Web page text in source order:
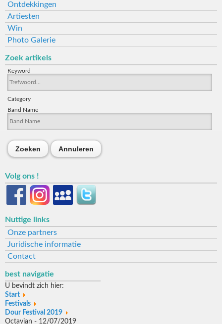
Ontdekkingen
Artiesten
Win
Photo Galerie
Zoek artikels
Keyword
Category
Band Name
Zoeken Annuleren
Volg ons !
Nuttige links
Onze partners
Juridische informatie
Contact
best navigatie
U bevindt zich hier:
Start
Festivals
Dour Festival 2019
Octavian - 12/07/2019